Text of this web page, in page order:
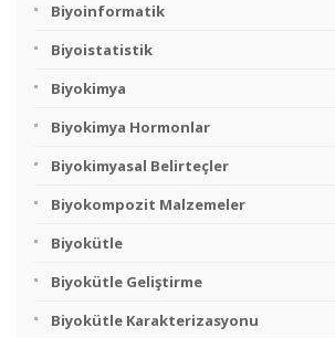
Biyoinformatik
Biyoistatistik
Biyokimya
Biyokimya Hormonlar
Biyokimyasal Belirteçler
Biyokompozit Malzemeler
Biyokütle
Biyokütle Geliştirme
Biyokütle Karakterizasyonu